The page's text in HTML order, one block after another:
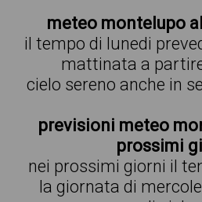
meteo montelupo
il tempo di lunedi
mattinata a
cielo sereno anche in
previsioni meteo
prossimi
nei prossimi giorni il
la giornata di